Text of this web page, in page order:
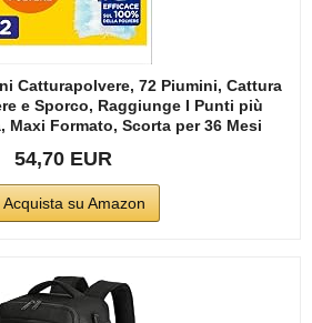
Catturapolvere, 72 Piumini, Cattura
e Sporco, Raggiunge I Punti più
Maxi Formato, Scorta per 36 Mesi
54,70 EUR
Acquista su Amazon